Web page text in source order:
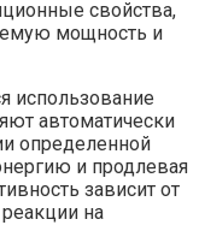
свойства,
мощность и
использование
автоматически
определенной
и продлевая
зависит от
на